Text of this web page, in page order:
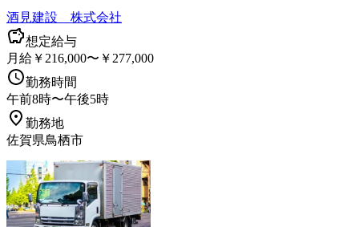
酒見建設 株式会社
想定給与
月給￥216,000〜￥277,000
勤務時間
午前8時〜午後5時
勤務地
佐賀県鳥栖市